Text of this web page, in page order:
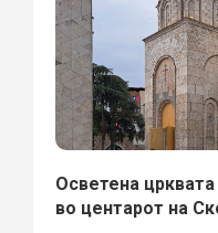
Осветена
во центарот на